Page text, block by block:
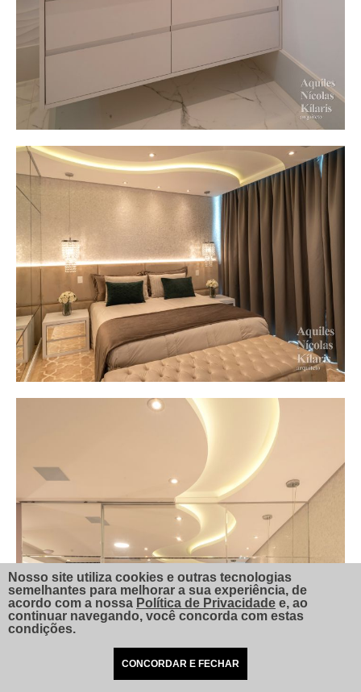
Nosso site utiliza cookies e outras tecnologias
semelhantes para melhorar a sua experiência, de
acordo com a nossa Política de Privacidade e, ao
continuar navegando, você concorda com estas
condições.
CONCORDAR E FECHAR